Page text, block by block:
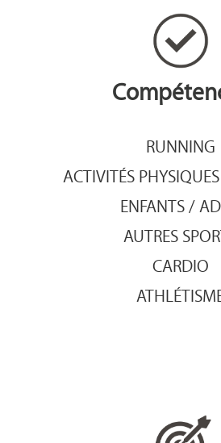
RUNNING
ACTIVITÉS
ENFANTS /
AUTRES
CARDIO